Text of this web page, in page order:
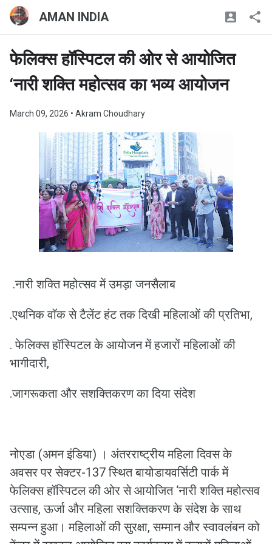
AMAN INDIA
फेलिक्स हॉस्पिटल की ओर से आयोजित
‘नारी शक्ति महोत्सव का भव्य आयोजन
March 09, 2026 • Akram Choudhary
.नारी शक्ति महोत्सव में उमड़ा जनसैलाब
.⁠एथनिक वॉक से टैलेंट हंट तक दिखी महिलाओं की प्रतिभा,
. ⁠फेलिक्स हॉस्पिटल के आयोजन में हजारों महिलाओं की
भागीदारी,
.जागरूकता और सशक्तिकरण का दिया संदेश
नोएडा (अमन इंडिया) । अंतरराष्ट्रीय महिला दिवस के
अवसर पर सेक्टर-137 स्थित बायोडायवर्सिटी पार्क में
फेलिक्स हॉस्पिटल की ओर से आयोजित ‘नारी शक्ति महोत्सव
उत्साह, ऊर्जा और महिला सशक्तिकरण के संदेश के साथ
सम्पन्न हुआ। महिलाओं की सुरक्षा, सम्मान और स्वावलंबन को